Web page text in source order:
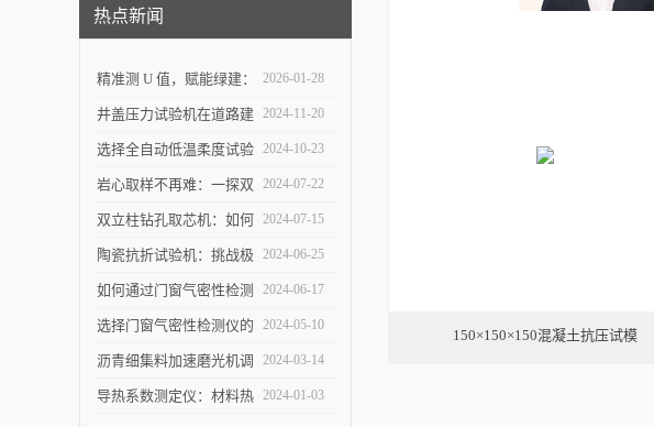
热点新闻
精准测 U 值，赋能绿建：
上海乐傲的传热系数测量
仪守护建筑节能底线
2026-01-28
井盖压力试验机在道路建
设中的作用是什么？
2024-11-20
选择全自动低温柔度试验
仪，需要注意哪些事项？
2024-10-23
岩心取样不再难：一探双
立柱钻孔取芯机的奥秘
2024-07-22
双立柱钻孔取芯机：如何
提高地质取样的精确度与
效率？
2024-07-15
陶瓷抗折试验机：挑战极
限，提升可能
2024-06-25
如何通过门窗气密性检测
仪节能？
2024-06-17
选择门窗气密性检测仪的
关键因素是什么？
2024-05-10
沥青细集料加速磨光机调
试完毕紧急发货
2024-03-14
导热系数测定仪：材料热 2024-01-03
150×150×150混凝土抗压试模